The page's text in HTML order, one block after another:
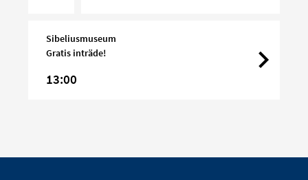
Sibeliusmuseum
Gratis inträde!
13:00